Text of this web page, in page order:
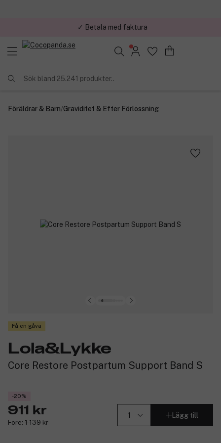
✓ Trygg E-handel
Sök bland 25.241 produkter..
Föräldrar & Barn/Graviditet & Efter Förlossning
Få en gåva
Lola&Lykke
Core Restore Postpartum Support Band S
-20%
911 kr
Före: 1 139 kr
Lägg till